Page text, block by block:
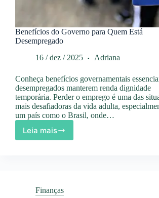
Benefícios do Governo para Quem Está
Desempregado
16 / dez / 2025
Adriana
Conheça benefícios governamentais
desempregados manterem renda dignidade
temporária. Perder o emprego é uma das
mais desafiadoras da vida adulta,
um país como o Brasil, onde…
Leia maisBenefícios
Desempregado
Finanças